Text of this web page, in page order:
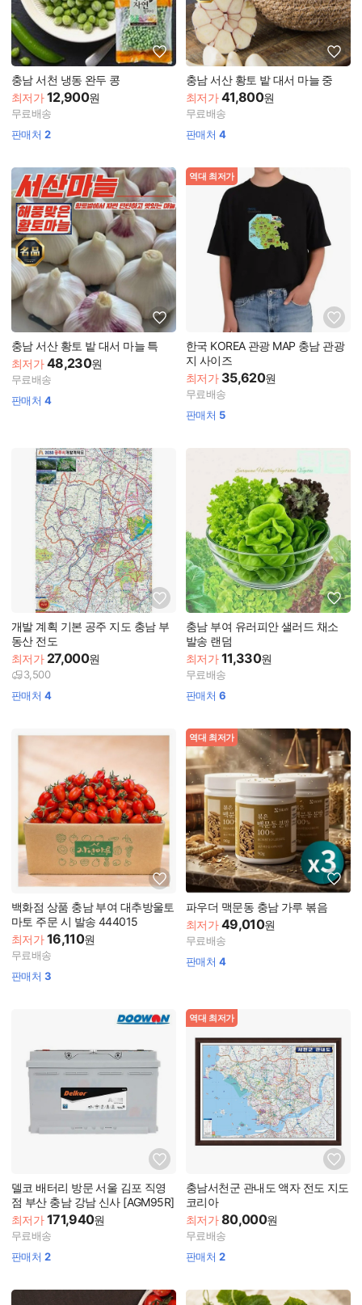
충남 서천 냉동 완두 콩
최저가 12,900원
무료배송
판매처 2
충남 서산 황토 밭 대서 마늘 중
최저가 41,800원
무료배송
판매처 4
충남 서산 황토 밭 대서 마늘 특
최저가 48,230원
무료배송
판매처 4
역대 최저가
한국 KOREA 관광 MAP 충남 관광
지 사이즈
최저가 35,620원
무료배송
판매처 5
개발 계획 기본 공주 지도 충남 부
동산 전도
최저가 27,000원
3,500
판매처 4
충남 부여 유러피안 샐러드 채소
발송 랜덤
최저가 11,330원
무료배송
판매처 6
백화점 상품 충남 부여 대추방울토
마토 주문 시 발송 444015
최저가 16,110원
무료배송
판매처 3
역대 최저가
파우더 맥문동 충남 가루 볶음
최저가 49,010원
무료배송
판매처 4
델코 배터리 방문 서울 김포 직영
점 부산 충남 강남 신사 [AGM95R]
최저가 171,940원
무료배송
판매처 2
역대 최저가
충남서천군 관내도 액자 전도 지도
코리아
최저가 80,000원
무료배송
판매처 2